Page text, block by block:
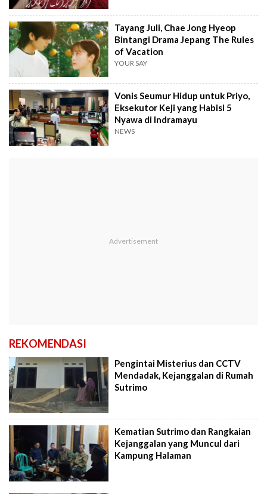
Tayang Juli, Chae Jong Hyeop
Bintangi Drama Jepang The Rules
of Vacation
YOUR SAY
Vonis Seumur Hidup untuk Priyo,
Eksekutor Keji yang Habisi 5
Nyawa di Indramayu
NEWS
REKOMENDASI
Pengintai Misterius dan CCTV
Mendadak, Kejanggalan di Rumah
Sutrimo
Kematian Sutrimo dan Rangkaian
Kejanggalan yang Muncul dari
Kampung Halaman